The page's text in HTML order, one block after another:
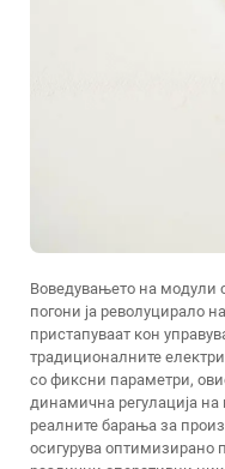
Воведувањето на модули
погони ја револуцирало
пристапуваат кон
традиционалните
со фиксни параметри,
динамична регулација на
реалните барања за
осигурува оптимизирано